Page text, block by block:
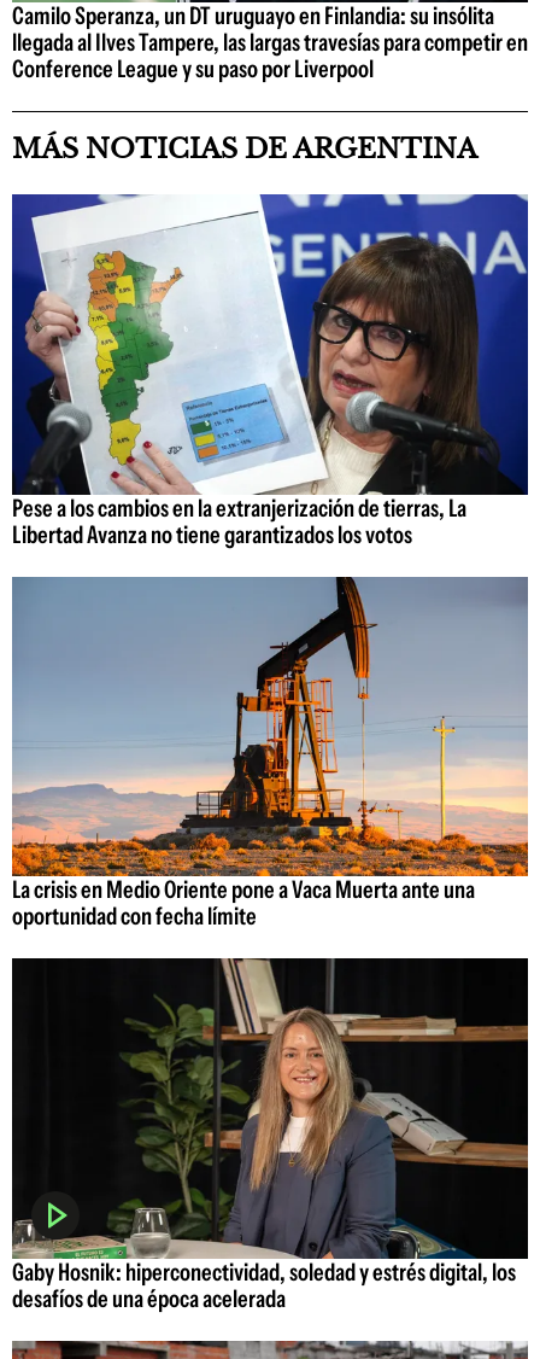
Camilo Speranza, un DT uruguayo en Finlandia: su insólita
llegada al Ilves Tampere, las largas travesías para competir en
Conference League y su paso por Liverpool
MÁS NOTICIAS DE ARGENTINA
Pese a los cambios en la extranjerización de tierras, La
Libertad Avanza no tiene garantizados los votos
La crisis en Medio Oriente pone a Vaca Muerta ante una
oportunidad con fecha límite
Gaby Hosnik: hiperconectividad, soledad y estrés digital, los
desafíos de una época acelerada